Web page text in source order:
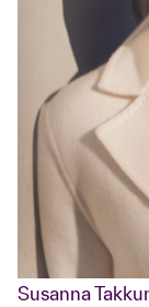
Susanna